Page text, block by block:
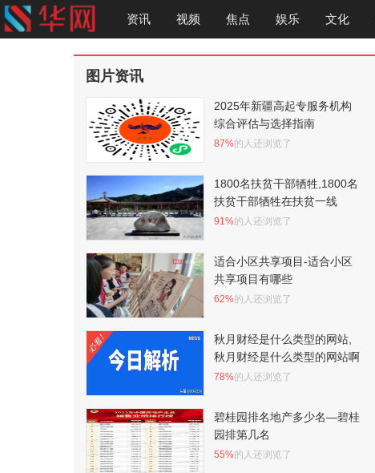
资讯 视频 焦点 娱乐 文化
图片资讯
2025年新疆高起专服务机构
综合评估与选择指南
87%的人还浏览了
1800名扶贫干部牺牲,1800名
扶贫干部牺牲在扶贫一线
91%的人还浏览了
适合小区共享项目-适合小区
共享项目有哪些
62%的人还浏览了
秋月财经是什么类型的网站,
秋月财经是什么类型的网站啊
78%的人还浏览了
碧桂园排名地产多少名—碧桂
园排第几名
55%的人还浏览了